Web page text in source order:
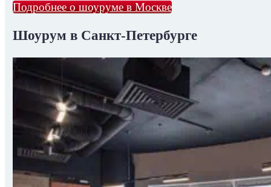
Подробнее о шоуруме в Москве
Шоурум в Санкт-Петербурге